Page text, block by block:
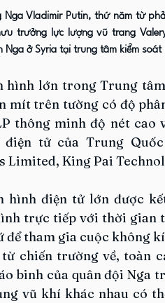
Nga Vladimir Putin, thứ năm từ
trưởng lực lượng vũ trang
Nga ở Syria tại trung tâm kiểm soát
hình lớn trong Trung
mít trên tường có độ
thông minh độ nét
tử của Trung
Limited, King Pai
hình điện tử lớn được
trực tiếp với thời gian
để tham gia cuộc không
chiến trường về, toàn
binh của quân đội Nga
vũ khí khác nhau có